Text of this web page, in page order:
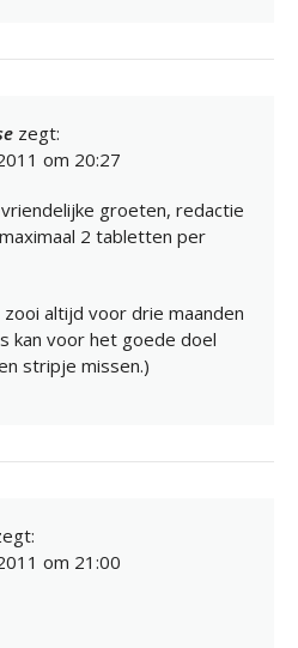
zegt:
om 20:27
vriendelijke groeten, redactie
2 tabletten per
altijd voor drie maanden
kan voor het goede doel
stripje missen.)
om 21:00